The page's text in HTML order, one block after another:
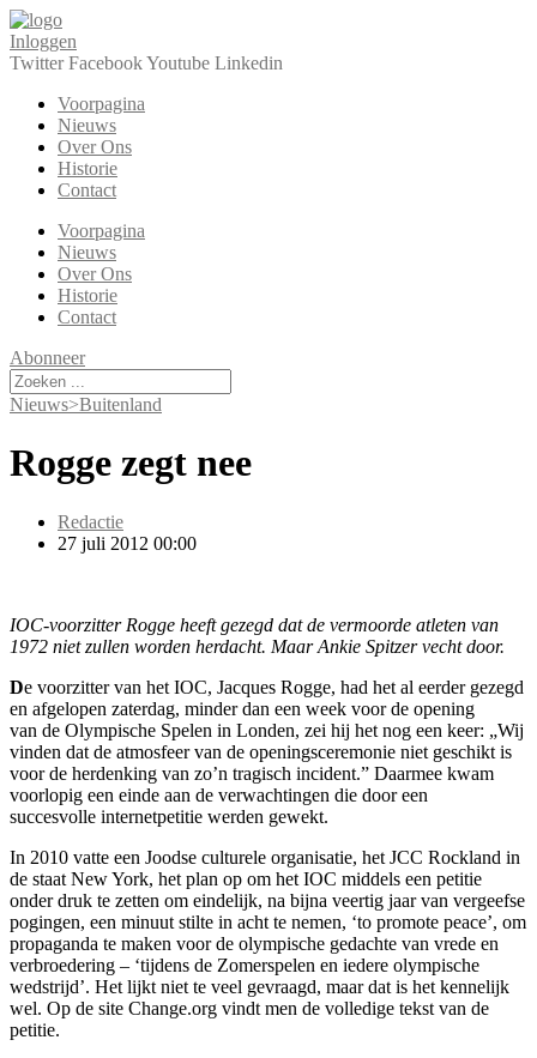
Ga
naar
de
Inloggen
Twitter FacebookYoutube Linkedin
Voorpagina
Nieuws
Over Ons
Historie
Contact
Voorpagina
Nieuws
Over Ons
Historie
Contact
Abonneer
Search
...
Nieuws>Buitenland
Rogge zegt nee
Redactie
27 juli 2012 00:00
IOC-voorzitter Rogge heeft gezegd dat de vermoorde atleten van
1972 niet zullen worden herdacht. Maar Ankie Spitzer vecht door.
De voorzitter van het IOC, Jacques Rogge, had het al eerder gezegd
en afgelopen zaterdag, minder dan een week voor de opening
van de Olympische Spelen in Londen, zei hij het nog een keer: „Wij
vinden dat de atmosfeer van de openingsceremonie niet geschikt is
voor de herdenking van zo’n tragisch incident.” Daarmee kwam
voorlopig een einde aan de verwachtingen die door een
succesvolle internetpetitie werden gewekt.
In 2010 vatte een Joodse culturele organisatie, het JCC Rockland in
de staat New York, het plan op om het IOC middels een petitie
onder druk te zetten om eindelijk, na bijna veertig jaar van vergeefse
pogingen, een minuut stilte in acht te nemen, ‘to promote peace’, om
propaganda te maken voor de olympische gedachte van vrede en
verbroedering – ‘tijdens de Zomerspelen en iedere olympische
wedstrijd’. Het lijkt niet te veel gevraagd, maar dat is het kennelijk
wel. Op de site Change.org vindt men de volledige tekst van de
petitie.